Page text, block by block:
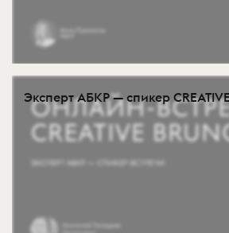
Эксперт АБКР — спикер